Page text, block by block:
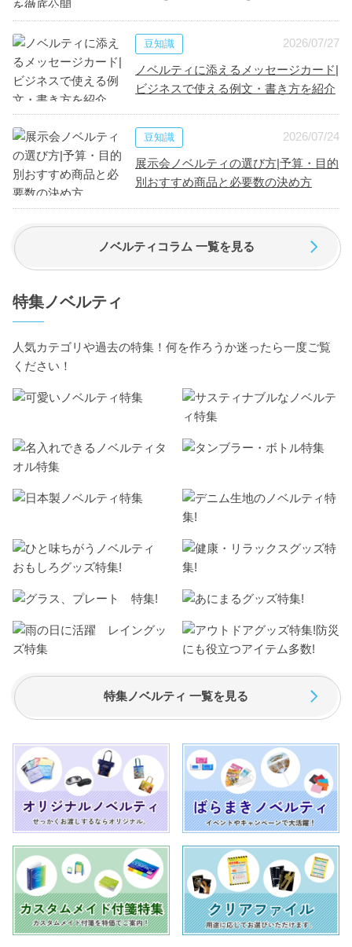
豆知識
2026/07/27
ノベルティに添えるメッセージカード|
ビジネスで使える例文・書き方を紹介
豆知識
2026/07/24
展示会ノベルティの選び方|予算・目的
別おすすめ商品と必要数の決め方
ノベルティコラム 一覧を見る
特集ノベルティ
人気カテゴリや過去の特集！何を作ろうか迷ったら一度ご覧
ください！
特集ノベルティ 一覧を見る